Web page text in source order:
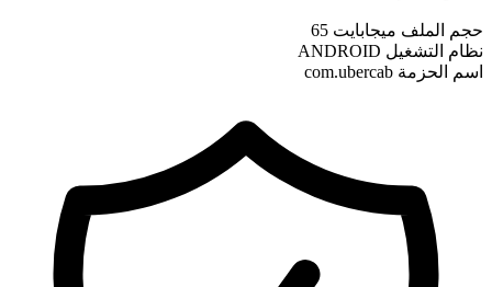
حجم الملف 65 ميجابايت
نظام التشغيل ANDROID
اسم الحزمة com.ubercab